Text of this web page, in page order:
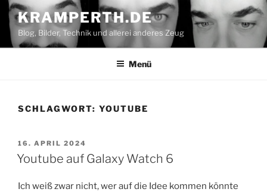
Zum
Inhalt
springen
KRAMPERTH.DE
Blog, Bilder, Technik und allerei anderes Zeug
Menü
SCHLAGWORT: YOUTUBE
VERÖFFENTLICHT
AM
16. APRIL 2024
Youtube auf Galaxy Watch 6
Ich weiß zwar nicht, wer auf die Idee kommen könnte